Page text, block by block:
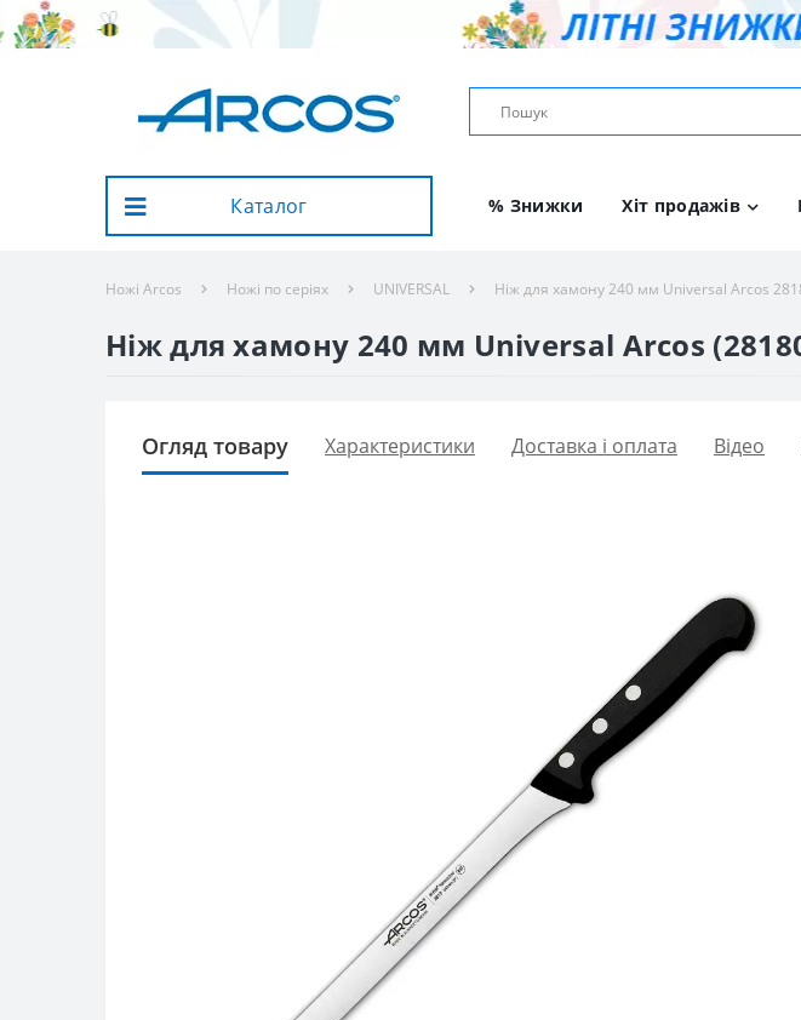
Каталог % Знижки Хіт продажів
Ножі Arcos Ножі по серіях UNIVERSAL Ніж для хамону 240 мм Universal Arcos
Ніж для хамону 240 мм Universal Arcos
Огляд товару Характеристики Доставка і оплата Вiдео